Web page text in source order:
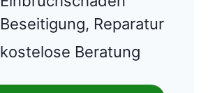
Beseitigung, Reparatur
kostelose Beratung